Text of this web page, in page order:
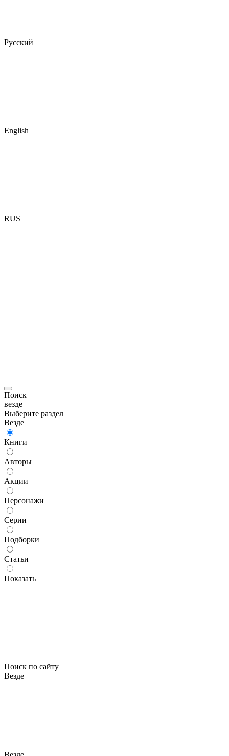
Русский
English
RUS
Поиск
везде
Выберите раздел
Везде
Книги
Авторы
Акции
Персонажи
Серии
Подборки
Статьи
Показать
Поиск по сайту
Везде